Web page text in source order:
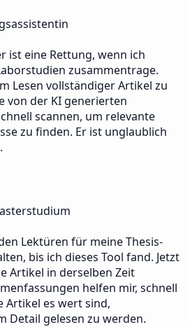
ist eine Rettung, wenn ich
zusammentrage.
Lesen vollständiger Artikel zu
von der KI generierten
scannen, um relevante
zu finden. Er ist unglaublich
Lektüren für meine Thesis-
bis ich dieses Tool fand. Jetzt
Artikel in derselben Zeit
helfen mir, schnell
Artikel es wert sind,
Detail gelesen zu werden.